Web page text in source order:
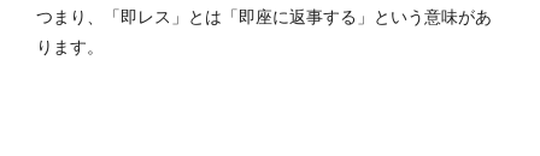
つまり、「即レス」とは「即座に返事する」という意味があ
ります。